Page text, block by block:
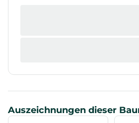
Auszeichnungen dieser